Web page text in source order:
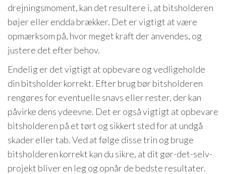
drejningsmoment, kan det resultere i, at bitsholderen
bøjer eller endda brækker. Det er vigtigt at være
opmærksom på, hvor meget kraft der anvendes, og
justere det efter behov.
Endelig er det vigtigt at opbevare og vedligeholde
din bitsholder korrekt. Efter brug bør bitsholderen
rengøres for eventuelle snavs eller rester, der kan
påvirke dens ydeevne. Det er også vigtigt at opbevare
bitsholderen på et tørt og sikkert sted for at undgå
skader eller tab. Ved at følge disse trin og bruge
bitsholderen korrekt kan du sikre, at dit gør-det-selv-
projekt bliver en leg og opnår de bedste resultater.